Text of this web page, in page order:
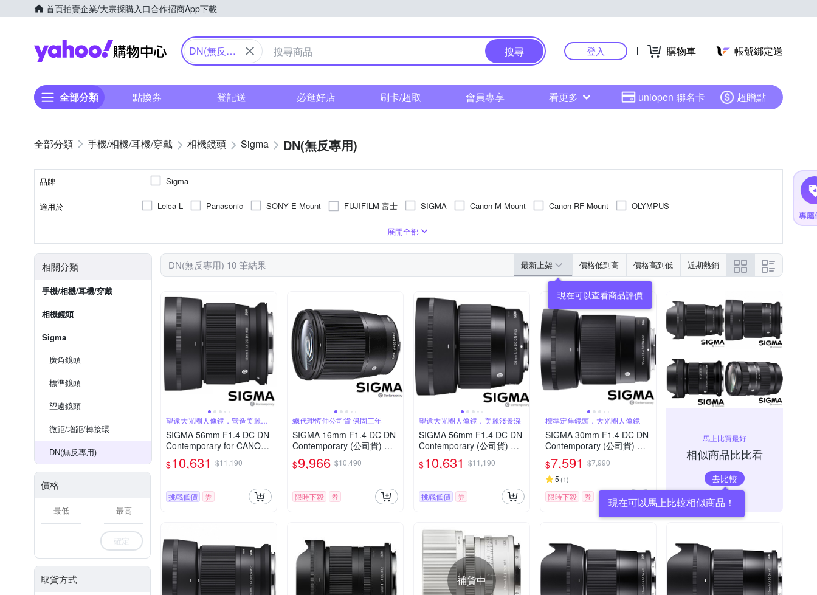
首頁拍賣企業/大宗採購入口合作招商App下載
Yahoo購物中心
DN(無反專
搜尋 登入 購物車 帳號綁定送
全部分類 點換券 登記送 必逛好店 刷卡/超取 會員專享 看更多 uniopen 聯名卡 超贈點
手機/相機/耳機/穿戴 相機鏡頭 Sigma DN(無反專用)
品牌 Sigma
適用於 Leica L Panasonic SONY E-Mount FUJIFILM 富士 SIGMA Canon M-Mount Canon RF-Mount OLYMPUS
廣角變焦 旅遊鏡
展開全部
相關分類
手機/相機/耳機/穿戴
相機鏡頭
Sigma
廣角鏡頭
標準鏡頭
望遠鏡頭
微距/增距/轉接環
DN(無反專用)
價格
-
確定
取貨方式
DN(無反專用) 10 筆結果 最新上架 價格低到高 價格高到低 近期熱銷
現在可以查看商品評價
望遠大光圈人像鏡，營造美麗淺
景深
SIGMA 56mm F1.4 DC DN
Contemporary for CANON
RF 接環 (公司貨) 望遠大光
圈定焦鏡 人像鏡 APS-C 無
$10,631 $11,190
挑戰低價 券
總代理恆伸公司貨 保固三年
SIGMA 16mm F1.4 DC DN
Contemporary (公司貨) 廣
角大光圈定焦鏡 人像鏡 AP
S-C 無反微單眼專用鏡頭
$9,966 $10,490
限時下殺 券
望遠大光圈人像鏡，美麗淺景深
SIGMA 56mm F1.4 DC DN
Contemporary (公司貨) 望
遠大光圈定焦鏡頭 人像鏡 A
PS-C 無反微單眼專用鏡頭
$10,631 $11,190
挑戰低價 券
標準定焦鏡頭，大光圈人像鏡
SIGMA 30mm F1.4 DC DN
Contemporary (公司貨) 標
準大光圈定焦鏡頭 人像鏡 A
PS-C 無反微單眼專用鏡頭
$7,591 $7,990
5 (1)
限時下殺 券
馬上比買最好
相似商品比比看
去比較
現在可以馬上比較相似商品！
補貨中